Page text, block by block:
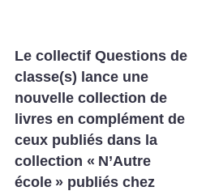
Le collectif Questions de
classe(s) lance une
nouvelle collection de
livres en complément de
ceux publiés dans la
collection « N’Autre
école » publiés chez